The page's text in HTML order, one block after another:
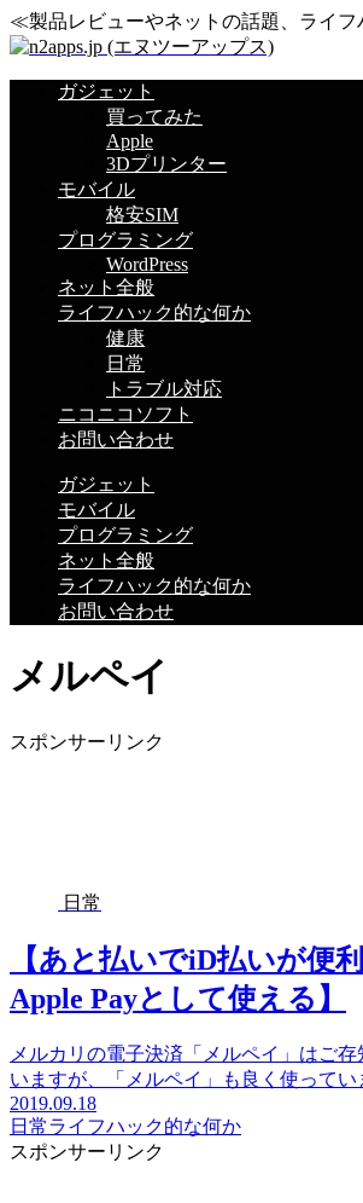
≪製品レビューやネットの話題、ライフ
ガジェット
買ってみた
Apple
3Dプリンター
モバイル
格安SIM
プログラミング
WordPress
ネット全般
ライフハック的な何か
健康
日常
トラブル対応
ニコニコソフト
お問い合わせ
ガジェット
モバイル
プログラミング
ネット全般
ライフハック的な何か
お問い合わせ
メルペイ
スポンサーリンク
日常
【あと払いでiD払いが便
Apple Payとして使える】
メルカリの電子決済「メルペイ」はご
いますが、「メルペイ」も良く使って
2019.09.18
日常ライフハック的な何か
スポンサーリンク